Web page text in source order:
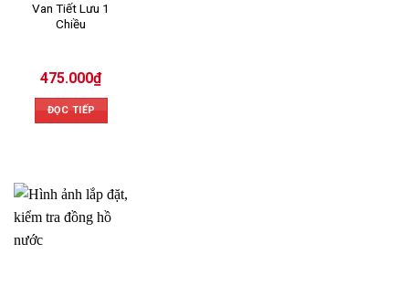
Van Tiết Lưu 1
Chiều
475.000₫
ĐỌC TIẾP